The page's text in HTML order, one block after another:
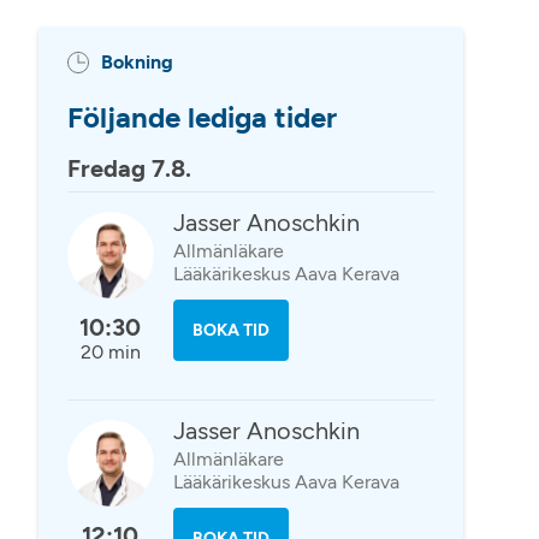
Bokning
Följande lediga tider
Fredag 7.8.
10:30
20 min
Jasser Anoschkin
Allmänläkare
Lääkärikeskus Aava Kerava
BOKA TID
Jasser Anoschkin
Allmänläkare
Lääkärikeskus Aava Kerava